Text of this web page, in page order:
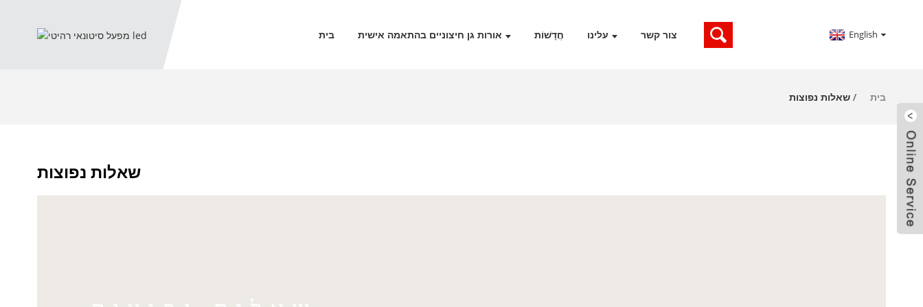
בית אורות גן חיצוניים בהתאמה אישית חֲדָשׁוֹת עלינו צור קשר English
בית שאלות נפוצות
שאלות נפוצות